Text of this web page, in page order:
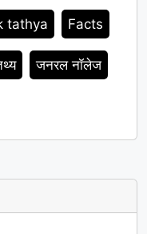
tathya Facts
जनरल नॉलेज